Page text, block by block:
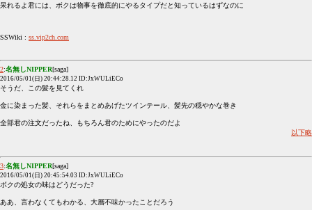
呆れるよ君には、ボクは物事を徹底的にやるタイプだと知っているはずなのに
SSWiki : ss.vip2ch.com
2:名無しNIPPER[saga]
2016/05/01(日) 20:44:28.12 ID:JxWULiECo
そうだ、この髪を見てくれ
金に染まった髪、それらをまとめあげたツインテール、髪先の穏やかな巻き
全部君の注文だったね、もちろん君のためにやったのだよ
以下略
3:名無しNIPPER[saga]
2016/05/01(日) 20:45:54.03 ID:JxWULiECo
ボクの処女の味はどうだった?
ああ、言わなくてもわかる、大層不味かったことだろう